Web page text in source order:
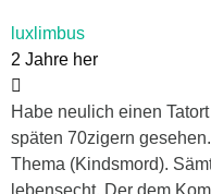
luxlimbus
2 Jahre her
Habe neulich einen
späten 70zigern
Thema (Kindsmord).